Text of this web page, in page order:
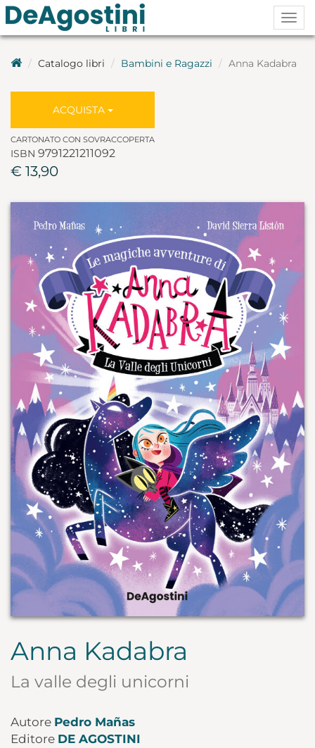
Catalogo libri Bambini e Ragazzi Anna Kadabra
ACQUISTA
CARTONATO CON SOVRACCOPERTA
ISBN 9791221211092
€ 13,90
Anna Kadabra
La valle degli unicorni
Autore Pedro Mañas
Editore DE AGOSTINI